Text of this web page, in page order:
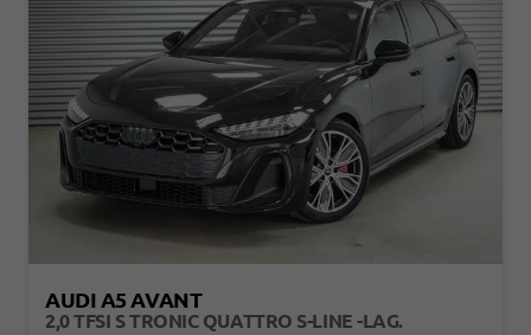
AUDI A5 AVANT
2,0 TFSI S TRONIC QUATTRO S-LINE -LAG.